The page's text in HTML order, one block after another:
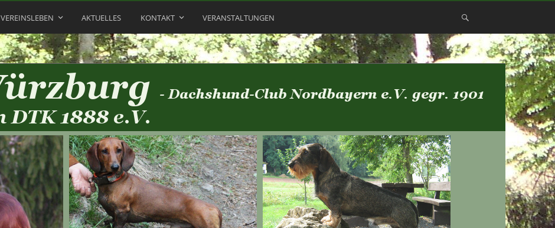
VEREINSLEBEN AKTUELLES KONTAKT VERANSTALTUNGEN